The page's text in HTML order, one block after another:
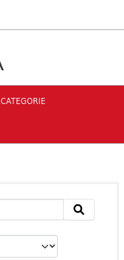
CATEGORIE